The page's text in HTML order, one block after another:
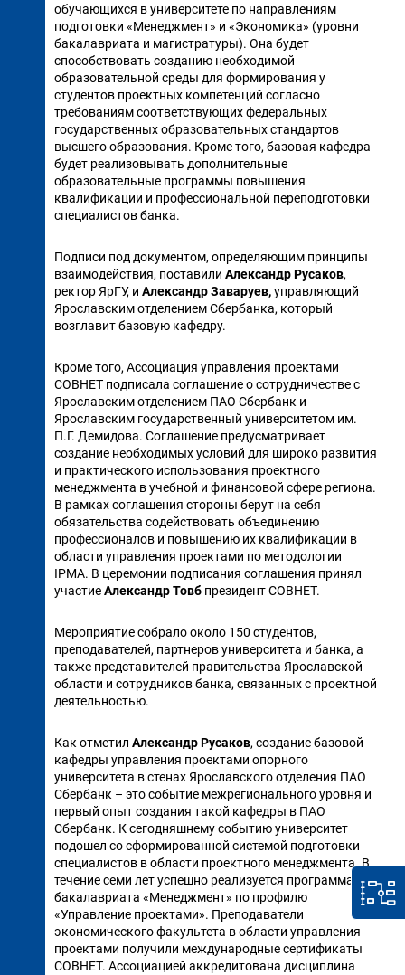
обучающихся в университете по направлениям
подготовки «Менеджмент» и «Экономика» (уровни
бакалавриата и магистратуры). Она будет
способствовать созданию необходимой
образовательной среды для формирования у
студентов проектных компетенций согласно
требованиям соответствующих федеральных
государственных образовательных стандартов
высшего образования. Кроме того, базовая кафедра
будет реализовывать дополнительные
образовательные программы повышения
квалификации и профессиональной переподготовки
специалистов банка.
Подписи под документом, определяющим принципы
взаимодействия, поставили Александр Русаков,
ректор ЯрГУ, и Александр Заваруев,управляющий
Ярославским отделением Сбербанка, который
возглавит базовую кафедру.
Кроме того, Ассоциация управления проектами
СОВНЕТ подписала соглашение о сотрудничестве с
Ярославским отделением ПАО Сбербанк и
Ярославским государственный университетом им.
П.Г. Демидова. Соглашение предусматривает
создание необходимых условий для широко развития
и практического использования проектного
менеджмента в учебной и финансовой сфере региона.
В рамках соглашения стороны берут на себя
обязательства содействовать объединению
профессионалов и повышению их квалификации в
области управления проектами по методологии
IPMA. В церемонии подписания соглашения принял
участиеАлександр Товб президент СОВНЕТ.
Мероприятие собрало около 150 студентов,
преподавателей, партнеров университета и банка, а
также представителей правительства Ярославской
области и сотрудников банка, связанных с проектной
деятельностью.
Как отметил Александр Русаков, создание базовой
кафедры управления проектами опорного
университета в стенах Ярославского отделения ПАО
Сбербанк – это событие межрегионального уровня и
первый опыт создания такой кафедры в ПАО
Сбербанк. К сегодняшнему событию университет
подошел со сформированной системой подготовки
специалистов в области проектного менеджмента. В
течение семи лет успешно реализуется программа
бакалавриата «Менеджмент» по профилю
«Управление проектами». Преподаватели
экономического факультета в области управления
проектами получили международные сертификаты
СОВНЕТ. Ассоциацией аккредитована дисциплина